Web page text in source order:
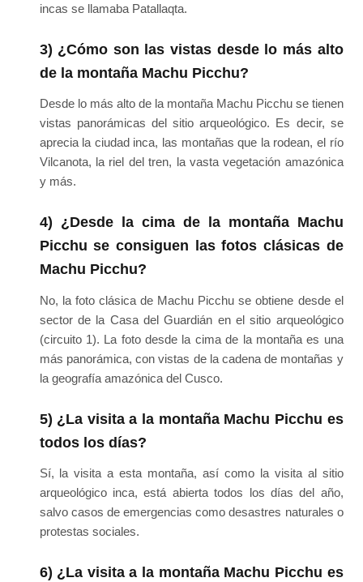
incas se llamaba Patallaqta.
3) ¿Cómo son las vistas desde lo más alto
de la montaña Machu Picchu?
Desde lo más alto de la montaña Machu Picchu se tienen
vistas panorámicas del sitio arqueológico. Es decir, se
aprecia la ciudad inca, las montañas que la rodean, el río
Vilcanota, la riel del tren, la vasta vegetación amazónica
y más.
4) ¿Desde la cima de la montaña Machu
Picchu se consiguen las fotos clásicas de
Machu Picchu?
No, la foto clásica de Machu Picchu se obtiene desde el
sector de la Casa del Guardián en el sitio arqueológico
(circuito 1). La foto desde la cima de la montaña es una
más panorámica, con vistas de la cadena de montañas y
la geografía amazónica del Cusco.
5) ¿La visita a la montaña Machu Picchu es
todos los días?
Sí, la visita a esta montaña, así como la visita al sitio
arqueológico inca, está abierta todos los días del año,
salvo casos de emergencias como desastres naturales o
protestas sociales.
6) ¿La visita a la montaña Machu Picchu es